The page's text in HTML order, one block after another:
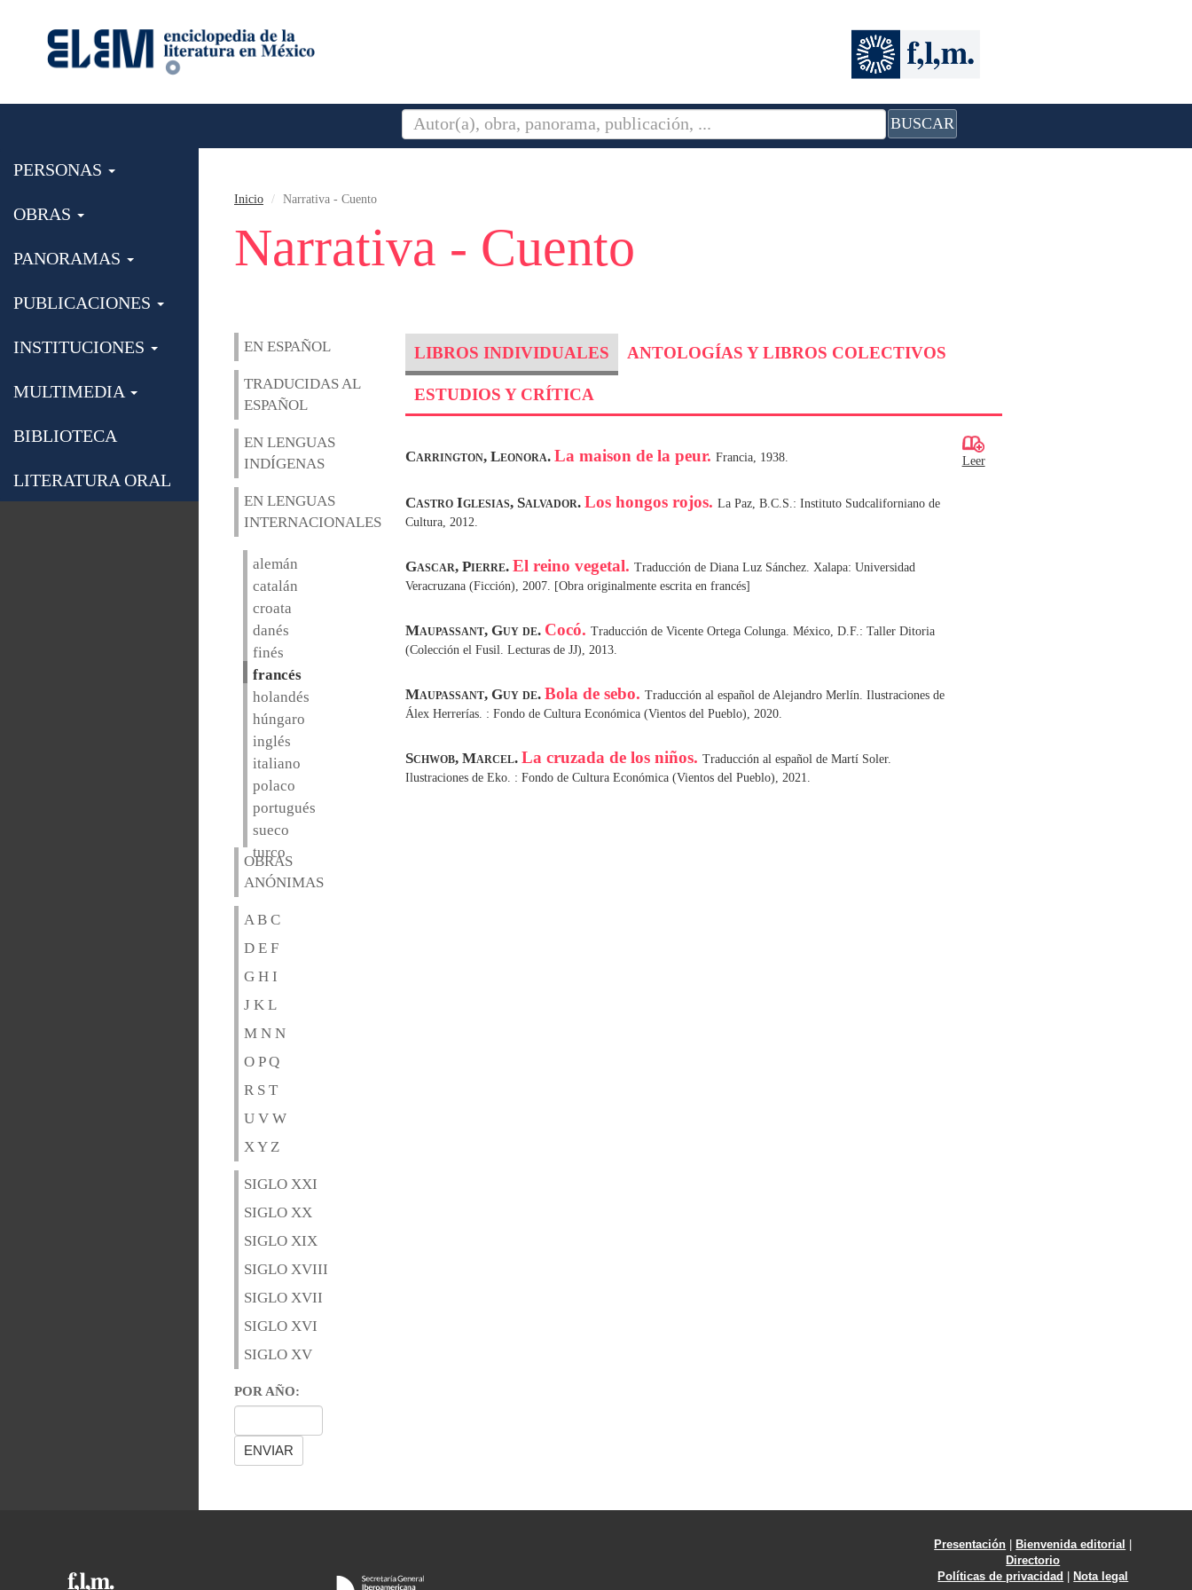
BUSCAR
PERSONAS
OBRAS
PANORAMAS
PUBLICACIONES
INSTITUCIONES
MULTIMEDIA
BIBLIOTECA
LITERATURA ORAL
Inicio Narrativa - Cuento
Narrativa - Cuento
EN ESPAÑOL
TRADUCIDAS AL
ESPAÑOL
EN LENGUAS
INDÍGENAS
EN LENGUAS
INTERNACIONALES
alemán
catalán
croata
danés
finés
francés
holandés
húngaro
inglés
italiano
polaco
portugués
sueco
turco
OBRAS
ANÓNIMAS
A B C
D E F
G H I
J K L
M N N
O P Q
R S T
U V W
X Y Z
SIGLO XXI
SIGLO XX
SIGLO XIX
SIGLO XVIII
SIGLO XVII
SIGLO XVI
SIGLO XV
POR AÑO:
LIBROS INDIVIDUALES ANTOLOGÍAS Y LIBROS COLECTIVOS
ESTUDIOS Y CRÍTICA
Carrington, Leonora. La maison de la peur. Francia, 1938. Leer
Castro Iglesias, Salvador. Los hongos rojos. La Paz, B.C.S.: Instituto Sudcaliforniano de
Cultura, 2012.
Gascar, Pierre. El reino vegetal. Traducción de Diana Luz Sánchez. Xalapa: Universidad
Veracruzana (Ficción), 2007. [Obra originalmente escrita en francés]
Maupassant, Guy de. Cocó. Traducción de Vicente Ortega Colunga. México, D.F.: Taller Ditoria
(Colección el Fusil. Lecturas de JJ), 2013.
Maupassant, Guy de. Bola de sebo. Traducción al español de Alejandro Merlín. Ilustraciones de
Álex Herrerías. : Fondo de Cultura Económica (Vientos del Pueblo), 2020.
Schwob, Marcel. La cruzada de los niños. Traducción al español de Martí Soler.
Ilustraciones de Eko. : Fondo de Cultura Económica (Vientos del Pueblo), 2021.
Presentación |Bienvenida editorial |
Directorio
Políticas de privacidad |Nota legal